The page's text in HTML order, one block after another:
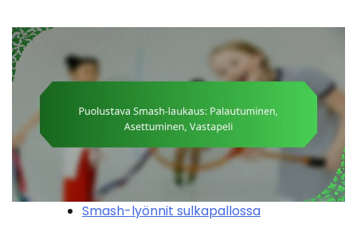
Smash-lyönnit sulkapallossa